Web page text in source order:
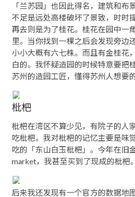
「兰苏园」也因此得名，建筑和布
不足是远处高楼破坏了景致，时时
再去则是为了桂花。桂花在园中一
里。当你找到一棵之后会发现旁边
小小大概有六七株。而且有金桂花
白的。我怀疑造园的时候特意要把
苏州的造园工匠，懂得苏州人想要的
枇杷
枇杷在湾区不算少见，有院子的人
吃枇杷。我对枇杷的记忆主要是味
吃的「东山白玉枇杷」。今年在旧
market，我甚至买到了现成的枇杷。
后来我还发现有一个官方的数据地